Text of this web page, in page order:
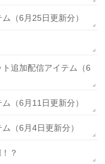
（6月25日更新分）
ト追加配信アイテム（6
（6月11日更新分）
（6月4日更新分）
？